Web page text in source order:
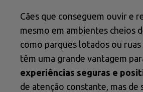
Cães que conseguem ouvir e
mesmo em ambientes cheios
como parques lotados ou ruas
têm uma grande vantagem
experiências seguras e
de atenção constante, mas de